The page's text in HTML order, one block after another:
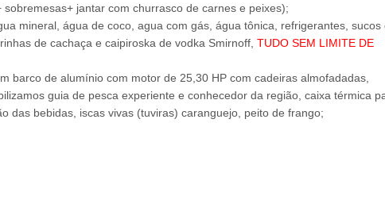
jantar com churrasco de carnes e peixes);
mineral, água de coco, agua com gás, água tônica, refrigerantes, sucos
de cachaça e caipiroska de vodka Smirnoff, TUDO SEM LIMITE DE
barco de alumínio com motor de 25,30 HP com cadeiras almofadadas,
guia de pesca experiente e conhecedor da região, caixa térmica
das bebidas, iscas vivas (tuviras) caranguejo, peito de frango;